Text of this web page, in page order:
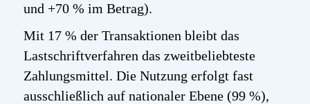
und +70 % im Betrag).
Mit 17 % der Transaktionen bleibt das
Lastschriftverfahren das zweitbeliebteste
Zahlungsmittel. Die Nutzung erfolgt fast
ausschließlich auf nationaler Ebene (99 %),